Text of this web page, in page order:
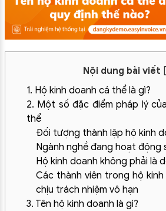
Nội dung bài viết [
1. Hộ kinh doanh cá thể là gì?
2. Một số đặc điểm pháp lý
thể
Đối tượng thành lập hộ kinh
Ngành nghề đang hoạt động
Hộ kinh doanh không phải là
Các thành viên trong hộ
chịu trách nhiệm vô hạn
3. Tên hộ kinh doanh là gì?